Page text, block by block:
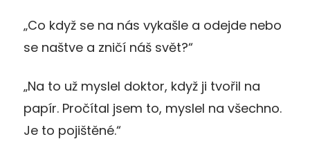
„Co když se na nás vykašle a odejde nebo
se naštve a zničí náš svět?“
„Na to už myslel doktor, když ji tvořil na
papír. Pročítal jsem to, myslel na všechno.
Je to pojištěné.“